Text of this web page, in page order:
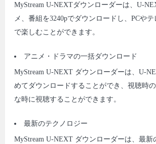
MyStream U-NEXTダウンローダーは、U-
メ、番組を3240pでダウンロードし、PCや
で楽しむことができます。
アニメ・ドラマの一括ダウンロード
MyStream U-NEXT ダウンローダーは、U-
めてダウンロードすることができ、視聴時
な時に視聴することができます。
最新のテクノロジー
MyStream U-NEXT ダウンローダーは、最新